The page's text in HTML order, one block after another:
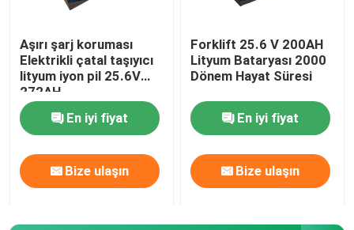
Aşırı şarj koruması
Elektrikli çatal taşıyıcı
lityum iyon pil 25.6V
272AH
En iyi fiyat
Bize ulaşın
Forklift 25.6 V 200AH
Lityum Bataryası 2000
Dönem Hayat Süresi
En iyi fiyat
Bize ulaşın